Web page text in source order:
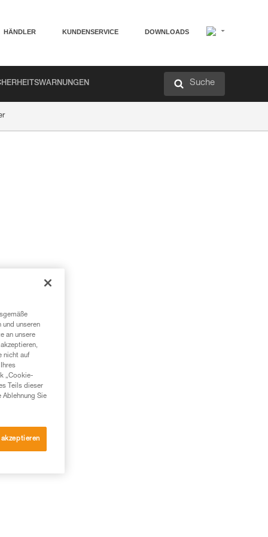
HÄNDLER KUNDENSERVICE DOWNLOADS
Suche
und unseren
an unsere
nicht auf
„Cookie-
Teils dieser
Ablehnung Sie